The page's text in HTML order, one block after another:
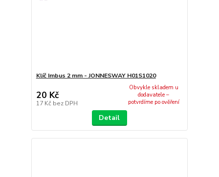
Klíč Imbus 2 mm - JONNESWAY H01S1020
20 Kč
17 Kč bez DPH
Obvykle skladem u
dodavatele –
potvrdíme po ověření
Detail